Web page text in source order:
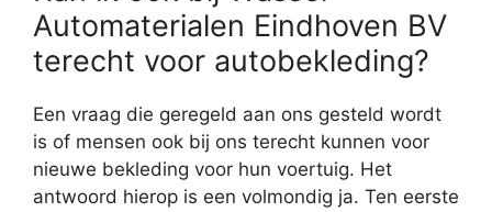
Automaterialen Eindhoven BV
terecht voor autobekleding?
Een vraag die geregeld aan ons gesteld wordt
is of mensen ook bij ons terecht kunnen voor
nieuwe bekleding voor hun voertuig. Het
antwoord hierop is een volmondig ja. Ten eerste